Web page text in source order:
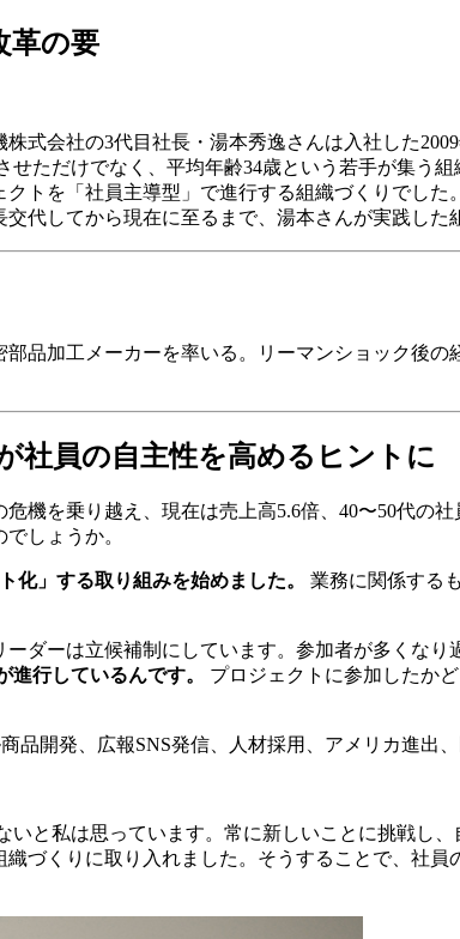
革の要
式会社の3代目社長・湯本秀逸さんは入社した
ただけでなく、平均年齢34歳という若手が集う
トを「社員主導型」で進行する組織づくりでした
代してから現在に至るまで、湯本さんが実践した
品加工メーカーを率いる。リーマンショック後の
社員の自主性を高めるヒントに
を乗り越え、現在は売上高5.6倍、40〜50代の
しょうか。
化」する取り組みを始めました。
業務に関係する
ダーは立候補制にしています。参加者が多くなり
行しているんです。
プロジェクトに参加したか
開発、広報SNS発信、人材採用、アメリカ進出、
と私は思っています。常に新しいことに挑戦し
づくりに取り入れました。そうすることで、社員